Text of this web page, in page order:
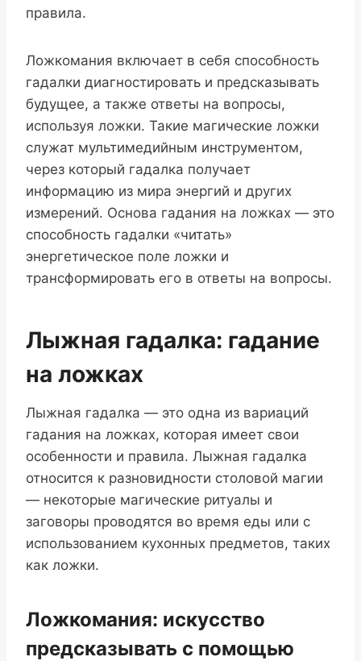
правила.
Ложкомания включает в себя способность
гадалки диагностировать и предсказывать
будущее, а также ответы на вопросы,
используя ложки. Такие магические ложки
служат мультимедийным инструментом,
через который гадалка получает
информацию из мира энергий и других
измерений. Основа гадания на ложках — это
способность гадалки «читать»
энергетическое поле ложки и
трансформировать его в ответы на вопросы.
Лыжная гадалка: гадание
на ложках
Лыжная гадалка — это одна из вариаций
гадания на ложках, которая имеет свои
особенности и правила. Лыжная гадалка
относится к разновидности столовой магии
— некоторые магические ритуалы и
заговоры проводятся во время еды или с
использованием кухонных предметов, таких
как ложки.
Ложкомания: искусство
предсказывать с помощью